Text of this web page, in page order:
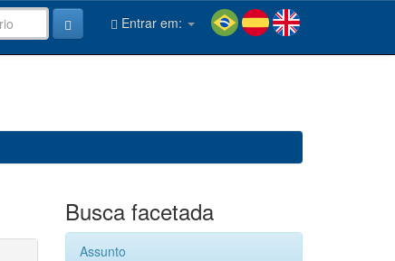
Entrar em:
Busca facetada
Assunto